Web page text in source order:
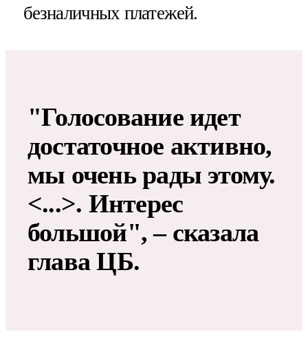
безналичных платежей.
"Голосование идет
достаточное активно,
мы очень рады этому.
<...>. Интерес
большой​​​", – сказала
глава ЦБ.